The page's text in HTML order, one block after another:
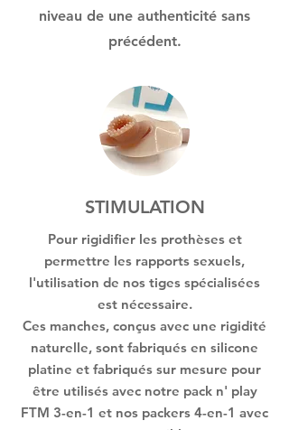
niveau de une authenticité sans
précédent.
STIMULATION
Pour rigidifier les prothèses et
permettre les rapports sexuels,
l'utilisation de nos tiges spécialisées
est nécessaire.
Ces manches, conçus avec une rigidité
naturelle, sont fabriqués en silicone
platine et fabriqués sur mesure pour
être utilisés avec notre pack n' play
FTM 3-en-1 et nos packers 4-en-1 avec